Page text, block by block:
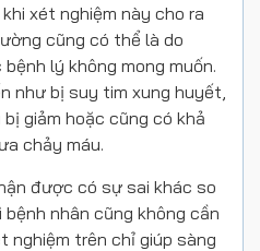
xét nghiệm này cho ra
cũng có thể là do
lý không mong muốn.
như bị suy tim xung huyết,
giảm hoặc cũng có khả
chảy máu.
được có sự sai khác so
nhân cũng không cần
nghiệm trên chỉ giúp sàng